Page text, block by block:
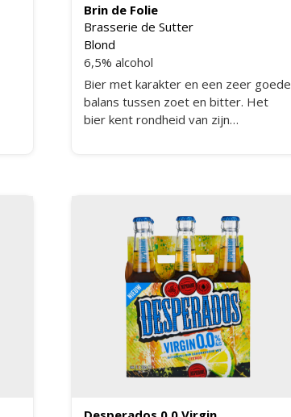
Brin de Folie
Brasserie de Sutter
Blond
6,5% alcohol
Bier met karakter en een zeer goede
balans tussen zoet en bitter. Het
bier kent rondheid van zijn